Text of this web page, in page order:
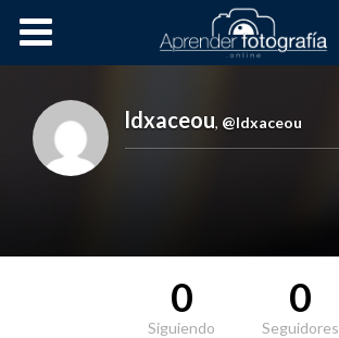
Cursos OnLine
ldxaceou, @ldxaceou
0
Siguiendo
0
Seguidores